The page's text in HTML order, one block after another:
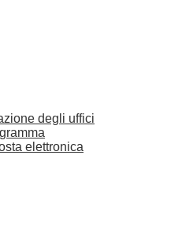
degli uffici
elettronica